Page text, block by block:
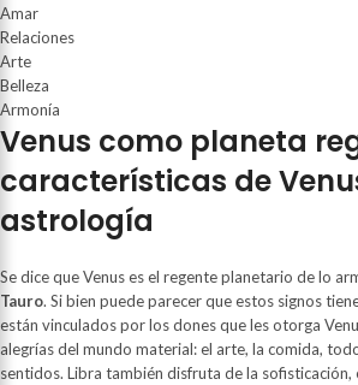
Amar
Relaciones
Arte
Belleza
Armonía
Venus como planeta
características de
astrología
Se dice que Venus es el regente planetario de lo
Tauro. Si bien puede parecer que estos signos
están vinculados por los dones que les otorga
alegrías del mundo material: el arte, la comida,
sentidos. Libra también disfruta de la sofisticación,